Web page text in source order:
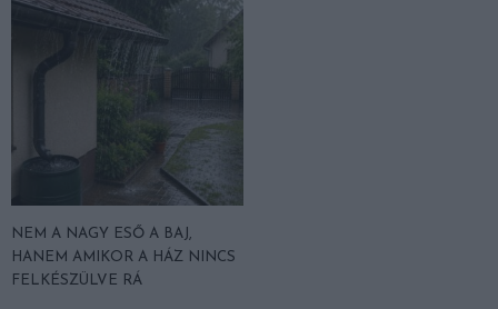
NEM A NAGY ESŐ A BAJ,
HANEM AMIKOR A HÁZ NINCS
FELKÉSZÜLVE RÁ